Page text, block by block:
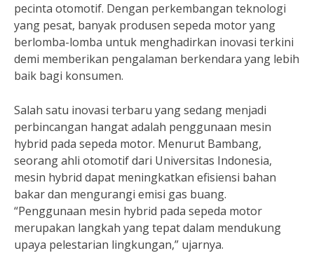
pecinta otomotif. Dengan perkembangan teknologi
yang pesat, banyak produsen sepeda motor yang
berlomba-lomba untuk menghadirkan inovasi terkini
demi memberikan pengalaman berkendara yang lebih
baik bagi konsumen.
Salah satu inovasi terbaru yang sedang menjadi
perbincangan hangat adalah penggunaan mesin
hybrid pada sepeda motor. Menurut Bambang,
seorang ahli otomotif dari Universitas Indonesia,
mesin hybrid dapat meningkatkan efisiensi bahan
bakar dan mengurangi emisi gas buang.
“Penggunaan mesin hybrid pada sepeda motor
merupakan langkah yang tepat dalam mendukung
upaya pelestarian lingkungan,” ujarnya.